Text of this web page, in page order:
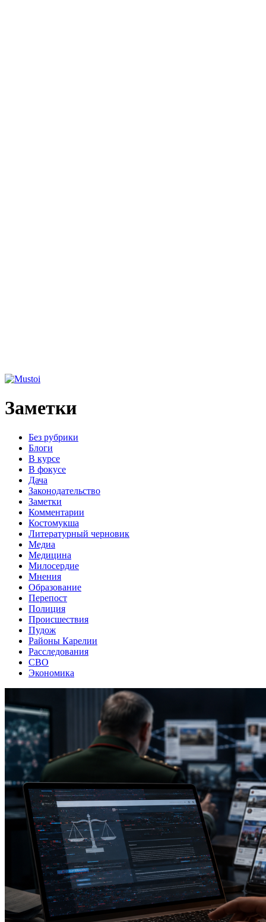
Заметки
Без рубрики
Блоги
В курсе
В фокусе
Дача
Законодательство
Заметки
Комментарии
Костомукша
Литературный черновик
Медиа
Медицина
Милосердие
Мнения
Образование
Перепост
Полиция
Происшествия
Пудож
Районы Карелии
Расследования
СВО
Экономика